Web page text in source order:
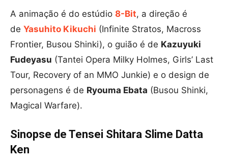
A animação é do estúdio 8-Bit, a direção é
de Yasuhito Kikuchi (Infinite Stratos, Macross
Frontier, Busou Shinki), o guião é de Kazuyuki
Fudeyasu (Tantei Opera Milky Holmes, Girls’ Last
Tour, Recovery of an MMO Junkie) e o design de
personagens é de Ryouma Ebata (Busou Shinki,
Magical Warfare).
Sinopse de Tensei Shitara Slime Datta
Ken